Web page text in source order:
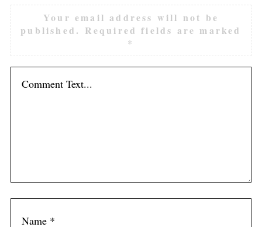
Your email address will not be
published. Required fields are marked
*